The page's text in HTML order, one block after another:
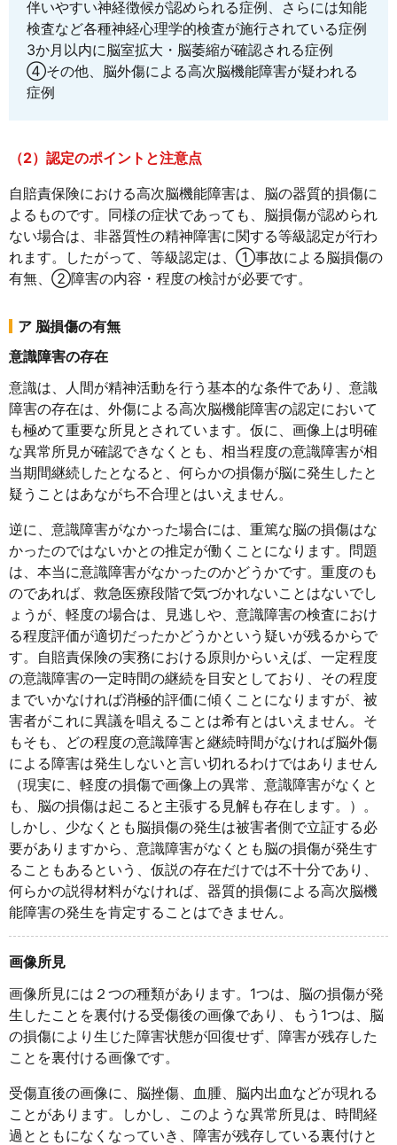
伴いやすい神経徴候が認められる症例、さらには知能
検査など各種神経心理学的検査が施行されている症例
3か月以内に脳室拡大・脳萎縮が確認される症例
④その他、脳外傷による高次脳機能障害が疑われる
症例
（2）認定のポイントと注意点
自賠責保険における高次脳機能障害は、脳の器質的損傷に
よるものです。同様の症状であっても、脳損傷が認められ
ない場合は、非器質性の精神障害に関する等級認定が行わ
れます。したがって、等級認定は、①事故による脳損傷の
有無、②障害の内容・程度の検討が必要です。
ア 脳損傷の有無
意識障害の存在
意識は、人間が精神活動を行う基本的な条件であり、意識
障害の存在は、外傷による高次脳機能障害の認定において
も極めて重要な所見とされています。仮に、画像上は明確
な異常所見が確認できなくとも、相当程度の意識障害が相
当期間継続したとなると、何らかの損傷が脳に発生したと
疑うことはあながち不合理とはいえません。
逆に、意識障害がなかった場合には、重篤な脳の損傷はな
かったのではないかとの推定が働くことになります。問題
は、本当に意識障害がなかったのかどうかです。重度のも
のであれば、救急医療段階で気づかれないことはないでし
ょうが、軽度の場合は、見逃しや、意識障害の検査におけ
る程度評価が適切だったかどうかという疑いが残るからで
す。自賠責保険の実務における原則からいえば、一定程度
の意識障害の一定時間の継続を目安としており、その程度
までいかなければ消極的評価に傾くことになりますが、被
害者がこれに異議を唱えることは希有とはいえません。そ
もそも、どの程度の意識障害と継続時間がなければ脳外傷
による障害は発生しないと言い切れるわけではありません
（現実に、軽度の損傷で画像上の異常、意識障害がなくと
も、脳の損傷は起こると主張する見解も存在します。）。
しかし、少なくとも脳損傷の発生は被害者側で立証する必
要がありますから、意識障害がなくとも脳の損傷が発生す
ることもあるという、仮説の存在だけでは不十分であり、
何らかの説得材料がなければ、器質的損傷による高次脳機
能障害の発生を肯定することはできません。
画像所見
画像所見には２つの種類があります。1つは、脳の損傷が発
生したことを裏付ける受傷後の画像であり、もう1つは、脳
の損傷により生じた障害状態が回復せず、障害が残存した
ことを裏付ける画像です。
受傷直後の画像に、脳挫傷、血腫、脳内出血などが現れる
ことがあります。しかし、このような異常所見は、時間経
過とともになくなっていき、障害が残存している裏付けと